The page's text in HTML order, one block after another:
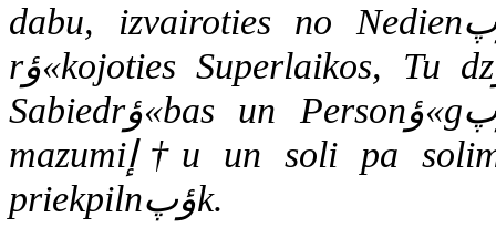
dabu, izvairoties no Nedienؤپm, atslؤپbstot ؤŒika laikؤپ un
rؤ«kojoties Superlaikos, Tu dzؤ«vosi pareizi jeb Kosmosa, Dabas,
Sabiedrؤ«bas un Personؤ«gؤپ ieguvuma sinerؤ£ijؤپ. Sؤپc ar
mazumiإ†u un soli pa solim sanؤپks arvien jؤ“dzؤ«gؤپk un
priekpilnؤپk.